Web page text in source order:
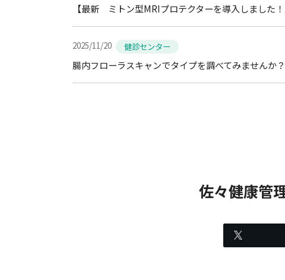
【最新 ミトン型MRIプロテクターを導入しました！
2025/11/20 健診センター
腸内フローラスキャンでタイプを調べてみませんか？
ー
ジ
り
佐々健康管